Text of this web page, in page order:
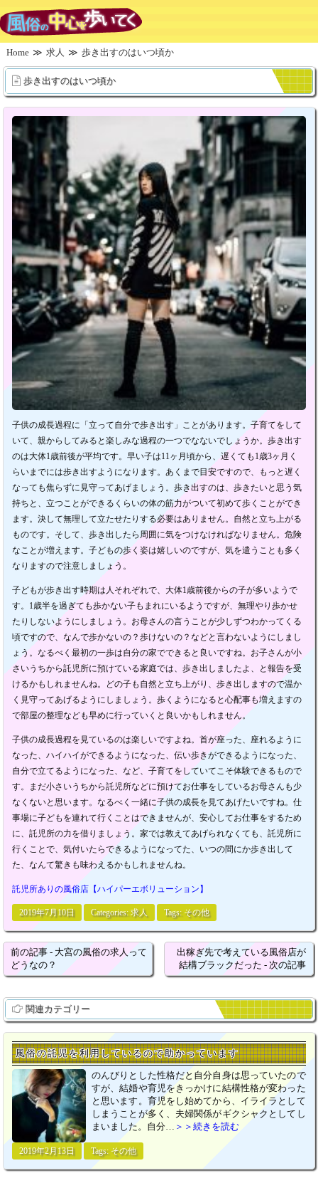
Home 求人 歩き出すのはいつ頃か
歩き出すのはいつ頃か
子供の成長過程に「立って自分で歩き出す」ことがあります。子育てをして
いて、親からしてみると楽しみな過程の一つでなないでしょうか。歩き出す
のは大体1歳前後が平均です。早い子は11ヶ月頃から、遅くても1歳3ヶ月く
らいまでには歩き出すようになります。あくまで目安ですので、もっと遅く
なっても焦らずに見守ってあげましょう。歩き出すのは、歩きたいと思う気
持ちと、立つことができるくらいの体の筋力がついて初めて歩くことができ
ます。決して無理して立たせたりする必要はありません。自然と立ち上がる
ものです。そして、歩き出したら周囲に気をつけなければなりません。危険
なことが増えます。子どもの歩く姿は嬉しいのですが、気を遣うことも多く
なりますので注意しましょう。
子どもが歩き出す時期は人それぞれで、大体1歳前後からの子が多いようで
す。1歳半を過ぎても歩かない子もまれにいるようですが、無理やり歩かせ
たりしないようにしましょう。お母さんの言うことが少しずつわかってくる
頃ですので、なんで歩かないの？歩けないの？などと言わないようにしまし
ょう。なるべく最初の一歩は自分の家でできると良いですね。お子さんが小
さいうちから託児所に預けている家庭では、歩き出しましたよ、と報告を受
けるかもしれませんね。どの子も自然と立ち上がり、歩き出しますので温か
く見守ってあげるようにしましょう。歩くようになると心配事も増えますの
で部屋の整理なども早めに行っていくと良いかもしれません。
子供の成長過程を見ているのは楽しいですよね。首が座った、座れるように
なった、ハイハイができるようになった、伝い歩きができるようになった、
自分で立てるようになった、など、子育てをしていてこそ体験できるもので
す。まだ小さいうちから託児所などに預けてお仕事をしているお母さんも少
なくないと思います。なるべく一緒に子供の成長を見てあげたいですね。仕
事場に子どもを連れて行くことはできませんが、安心してお仕事をするため
に、託児所の力を借りましょう。家では教えてあげられなくても、託児所に
行くことで、気付いたらできるようになってた、いつの間にか歩き出して
た、なんて驚きも味わえるかもしれませんね。
託児所ありの風俗店【ハイパーエボリューション】
2019年7月10日 Categories:求人 Tags: その他
前の記事 - 大宮の風俗の求人って
どうなの？
出稼ぎ先で考えている風俗店が
結構ブラックだった - 次の記事
関連カテゴリー
風俗の託児を利用しているので助かっています
のんびりとした性格だと自分自身は思っていたので
すが、結婚や育児をきっかけに結構性格が変わった
と思います。育児をし始めてから、イライラとして
しまうことが多く、夫婦関係がギクシャクとしてし
まいました。自分… ＞＞続きを読む
2019年2月13日 Tags: その他